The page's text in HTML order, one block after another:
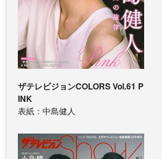
ザテレビジョンCOLORS Vol.61 P
INK
表紙：中島健人